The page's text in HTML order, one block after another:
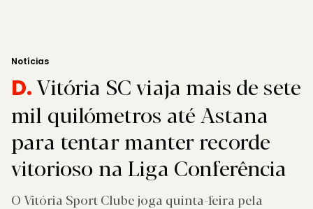
Notícias
D.Vitória SC viaja mais de sete
mil quilómetros até Astana
para tentar manter recorde
vitorioso na Liga Conferência
O Vitória Sport Clube joga quinta-feira pela